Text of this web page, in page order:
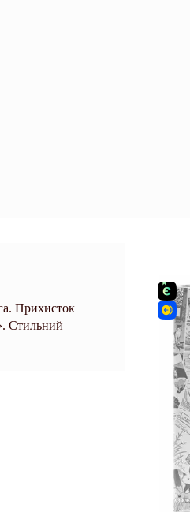
Прихисток
Стильний